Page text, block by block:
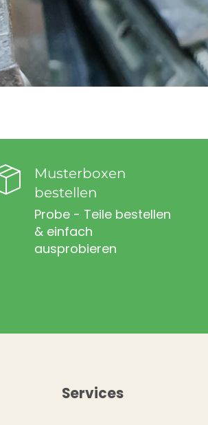
Musterboxen
bestellen
Probe - Teile bestellen
& einfach
ausprobieren
Services